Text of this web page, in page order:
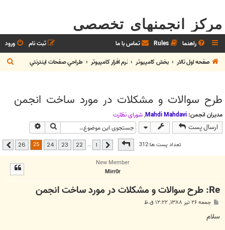
مرکز انجمنهای تخصصی
راهنما Rules تماس با ما ورود
ثبت نام
صفحه اول تالار
بخش كامپيوتر نرم افزار كامپيوتر طراحي صفحات اينترنتي
ج
س
طرح سوالات و مشکلات در مورد ساخت انجمن
مدیران انجمن: Mahdi Mahdavi
,شوراي نظارت
ارسال پست جستجو
تعداد پست ها:312صفحه25 از26 قبلی …
22
23
24
25
26 بعدی
New Member
Mirr0r
Re: طرح سوالات و مشکلات در مورد ساخت انجمن
پ
ت
جمعه ۲۶ تیر ۱۳۸۸, ۱۲:۲۲ ق.ظ
سلام